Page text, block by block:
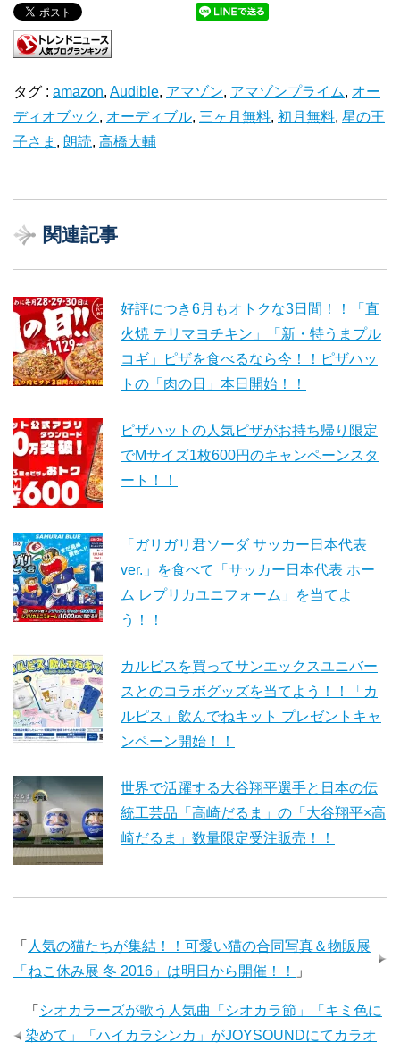
タグ : amazon, Audible, アマゾン, アマゾンプライム, オー
ディオブック, オーディブル, 三ヶ月無料, 初月無料, 星の王
子さま , 朗読, 高橋大輔
関連記事
好評につき6月もオトクな3日間！！「直
火焼 テリマヨチキン」「新・特うまプル
コギ」ピザを食べるなら今！！ピザハッ
トの「肉の日」本日開始！！
ピザハットの人気ピザがお持ち帰り限定
でMサイズ1枚600円のキャンペーンスタ
ート！！
「ガリガリ君ソーダ サッカー日本代表
ver.」を食べて「サッカー日本代表 ホー
ム レプリカユニフォーム」を当てよ
う！！
カルピスを買ってサンエックスユニバー
スとのコラボグッズを当てよう！！「カ
ルピス」飲んでねキット プレゼントキャ
ンペーン開始！！
世界で活躍する大谷翔平選手と日本の伝
統工芸品「高崎だるま」の「大谷翔平×高
崎だるま」数量限定受注販売！！
「 人気の猫たちが集結！！可愛い猫の合同写真＆物販展
「ねこ休み展 冬 2016」は明日から開催！！
」
「 シオカラーズが歌う人気曲「シオカラ節」「キミ色に
染めて」「ハイカラシンカ」がJOYSOUNDにてカラオ